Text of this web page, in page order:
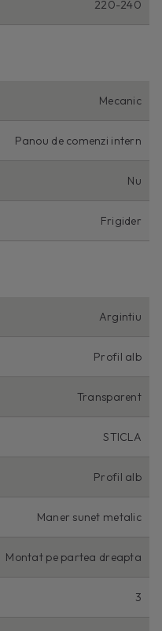
220-240
Mecanic
Panou de comenzi intern
Nu
Frigider
Argintiu
Profil alb
Transparent
STICLA
Profil alb
Maner sunet metalic
Montat pe partea dreapta
3